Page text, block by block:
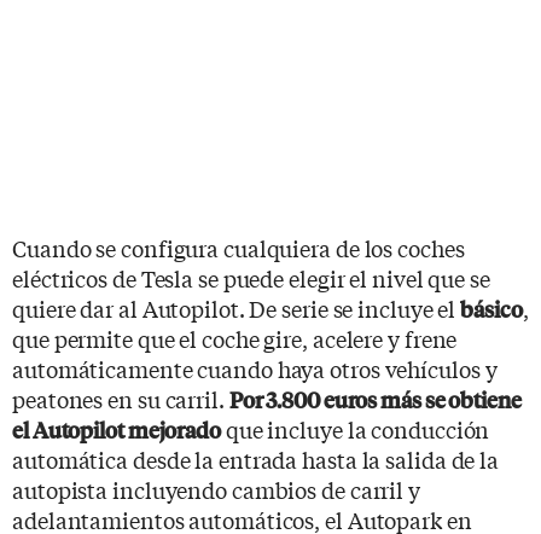
Cuando se configura cualquiera de los coches
eléctricos de Tesla se puede elegir el nivel que se
quiere dar al Autopilot. De serie se incluye elbásico,
que permite que el coche gire, acelere y frene
automáticamente cuando haya otros vehículos y
peatones en su carril. Por 3.800 euros más se obtiene
el Autopilot mejoradoque incluye la conducción
automática desde la entrada hasta la salida de la
autopista incluyendo cambios de carril y
adelantamientos automáticos, el Autopark en